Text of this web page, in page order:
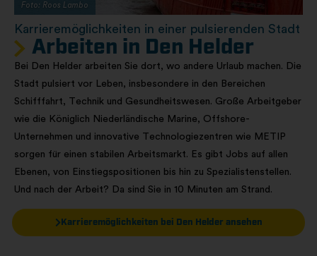
Karrieremöglichkeiten in einer pulsierenden Stadt
Arbeiten in Den Helder
Bei Den Helder arbeiten Sie dort, wo andere Urlaub machen. Die
Stadt pulsiert vor Leben, insbesondere in den Bereichen
Schifffahrt, Technik und Gesundheitswesen. Große Arbeitgeber
wie die Königlich Niederländische Marine, Offshore-
Unternehmen und innovative Technologiezentren wie METIP
sorgen für einen stabilen Arbeitsmarkt. Es gibt Jobs auf allen
Ebenen, von Einstiegspositionen bis hin zu Spezialistenstellen.
Und nach der Arbeit? Da sind Sie in 10 Minuten am Strand.
Karrieremöglichkeiten bei Den Helder ansehen
Foto: Roos Lambo